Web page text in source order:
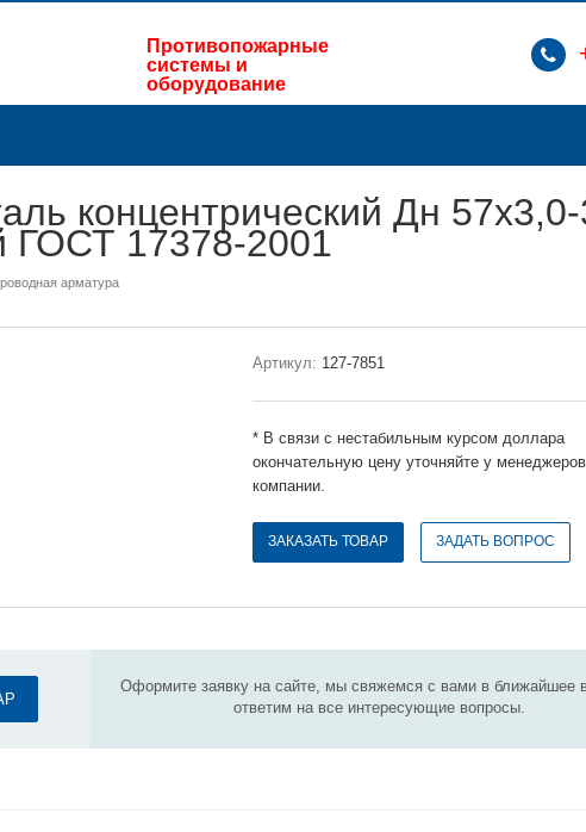
Противопожарные
системы и
оборудование
концентрический Дн
ГОСТ 17378-2001
арматура
Артикул: 127-7851
* В связи с нестабильным курсом доллара
окончательную цену уточняйте у менеджеров
компании.
ЗАКАЗАТЬ ТОВАР ЗАДАТЬ ВОПРОС
Оформите заявку на сайте, мы свяжемся с вами в ближайшее
ответим на все интересующие вопросы.